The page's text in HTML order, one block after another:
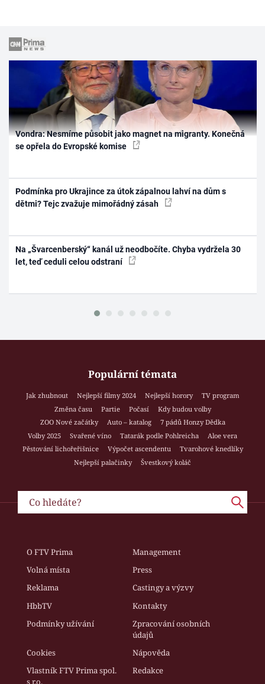
Vondra: Nesmíme působit jako magnet na migranty. Konečná
se opřela do Evropské komise
Podmínka pro Ukrajince za útok zápalnou lahví na dům s
dětmi? Tejc zvažuje mimořádný zásah
Na „Švarcenberský“ kanál už neodbočíte. Chyba vydržela 30
let, teď ceduli celou odstraní
Populární témata
Jak zhubnout Nejlepší filmy 2024 Nejlepší horory
TV program
Změna času
Partie Počasí
Kdy budou volby
ZOO Nové začátky
Auto – katalog
7 pádů Honzy Dědka
Volby 2025
Svařené víno Tatarák podle Pohlreicha
Aloe vera
Pěstování lichořeřišnice
Výpočet ascendentu
Tvarohové knedlíky
Nejlepší palačinky
Švestkový koláč
O FTV Prima
Management
Volná místa
Press
Reklama
Castingy a výzvy
HbbTV
Kontakty
Podmínky užívání
Zpracování osobních
údajů
Cookies
Nápověda
Vlastník FTV Prima spol.
s r.o.
Redakce